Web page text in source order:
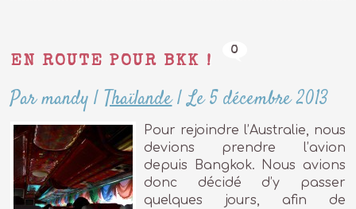
EN ROUTE POUR BKK !
0
Par mandy |Thaïlande|Le 5 décembre 2013
Pour rejoindre l’Australie, nous
devions prendre l’avion
depuis Bangkok. Nous avions
donc décidé d’y passer
quelques jours, afin de